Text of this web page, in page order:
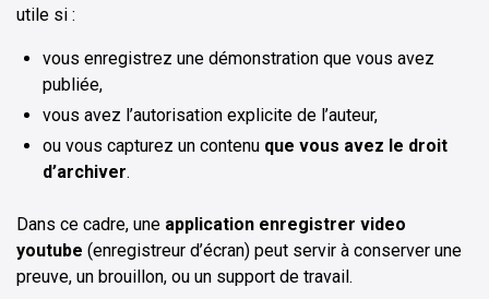
utile si :
vous enregistrez une démonstration que vous avez
publiée,
vous avez l’autorisation explicite de l’auteur,
ou vous capturez un contenu que vous avez le droit
d’archiver.
Dans ce cadre, une application enregistrer video
youtube (enregistreur d’écran) peut servir à conserver une
preuve, un brouillon, ou un support de travail.